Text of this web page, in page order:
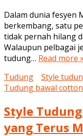
Dalam dunia fesyen
berkembang, satu
tidak pernah hilang
Walaupun pelbagai
tudung… Read more »
Tudung
Style
Tudung bawal cotton
Style
yang Terus